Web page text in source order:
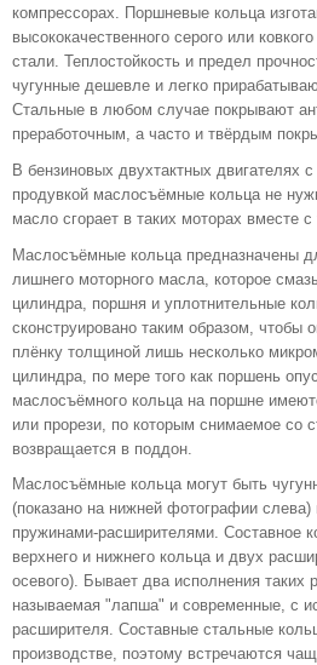
компрессорах. Поршневые кольца
высококачественного серого или
стали. Теплостойкость и предел
чугунные дешевле и легко
Стальные в любом случае покрывают
преработочным, а часто и твёрдым
В бензиновых двухтактных двигателях
продувкой маслосъёмные кольца не
масло сгорает в таких моторах вместе
Маслосъёмные кольца предназначены
лишнего моторного масла, которое
цилиндра, поршня и уплотнительные
сконструировано таким образом, чтобы
плёнку толщиной лишь несколько
цилиндра, по мере того как поршень
маслосъёмного кольца на поршне
или прорези, по которым снимаемое со
возвращается в поддон.
Маслосъёмные кольца могут быть
(показано на нижней фотографии
пружинами-расширителями. Составное
верхнего и нижнего кольца и двух
осевого). Бывает два исполнения таких
называемая "лапша" и современные, с
расширителя. Составные стальные
производстве, поэтому встречаются